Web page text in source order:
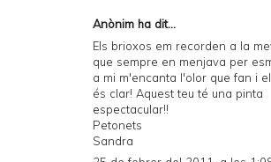
Anònim ha dit...
Els brioxos em recorden a la
que sempre en menjava per
a mi m'encanta l'olor que fan i
és clar! Aquest teu té una pinta
espectacular!!
Petonets
Sandra